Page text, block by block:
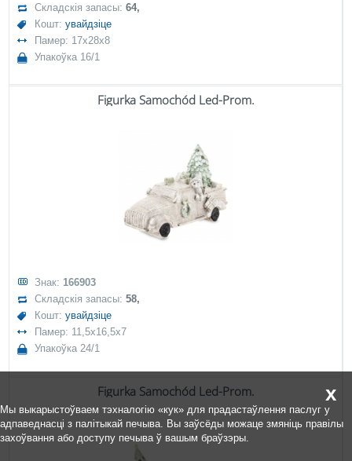
Складскія запасы:64,
Кошт:увайдзіце
Памер: 17x28x8
Упакоўка 16/1
Figurka Samochód Led-Prom.
Знак: 166903
Складскія запасы:58,
Кошт:увайдзіце
Памер: 11,5x16,5x7
Упакоўка 24/1
Figurka Samochód Led-Prom. x
Мы выкарыстоўваем тэхналогію «кук» для прадастаўлення паслуг у
адпаведнасці з палітыкай печыва. Вы заўсёды можаце змяніць правілы
захоўвання або доступу печыва ў вашым браўзэры.